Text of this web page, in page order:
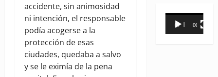
accidente, sin animosidad
ni intención, el responsable
podía acogerse a la
protección de esas
ciudades, quedaba a salvo
y se le eximía de la pena
Reproductor
00:00 00:31